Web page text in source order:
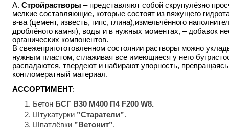
А. Стройрастворы – представляют собой скрупулёзно
мелкие составляющие, которые состоят из вяжущего
в-ва (цемент, известь, гипс, глина),измельчённого
дроблёного камня), воды и в нужных моментах, – добавок
органических компонентов.
В свежепригототовленном состоянии растворы можно
нужным пластом, cглаживая все имеющиеся у него
распадаются, твердеют и набирают упорность,
конгломератный материал.
АССОРТИМЕНТ:
Бетон БСГ В30 М400 П4 F200 W8.
Штукатурки ”Старатели”.
Шпатлёвки ”Ветонит”.